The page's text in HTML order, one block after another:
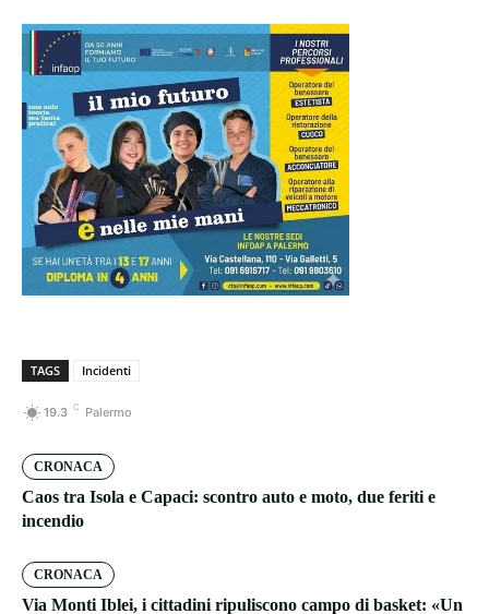
TAGS Incidenti
19.3 C Palermo
CRONACA
Caos tra Isola e Capaci: scontro auto e moto, due feriti e
incendio
CRONACA
Via Monti Iblei, i cittadini ripuliscono campo di basket: «Un